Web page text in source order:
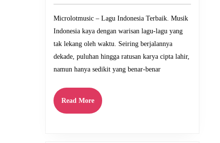
Microlotmusic – Lagu Indonesia Terbaik. Musik
Indonesia kaya dengan warisan lagu-lagu yang
tak lekang oleh waktu. Seiring berjalannya
dekade, puluhan hingga ratusan karya cipta lahir,
namun hanya sedikit yang benar-benar
Read MoreRead
More